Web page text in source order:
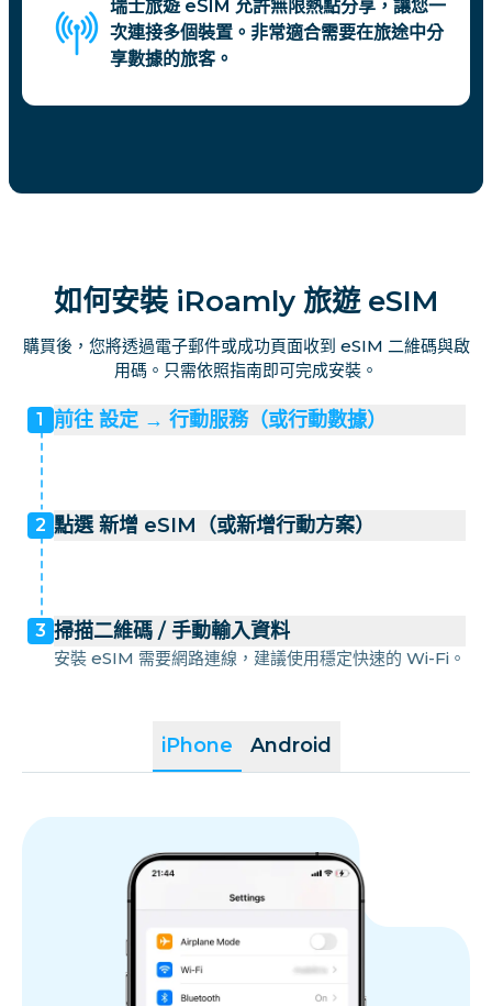
瑞士旅遊 eSIM 允許無限熱點分享，讓您一
次連接多個裝置。非常適合需要在旅途中分
享數據的旅客。
如何安裝 iRoamly 旅遊 eSIM
購買後，您將透過電子郵件或成功頁面收到 eSIM 二維碼與啟
用碼。只需依照指南即可完成安裝。
iPhone Android
1 前往 設定 → 行動服務（或行動數據）
2 點選 新增 eSIM（或新增行動方案）
3 掃描二維碼 / 手動輸入資料
安裝 eSIM 需要網路連線，建議使用穩定快速的 Wi-Fi。